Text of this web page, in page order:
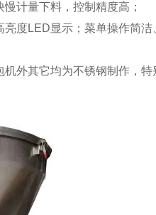
计量下料，控制精度高；
度LED显示；菜单操作简
外其它均为不锈钢制作，